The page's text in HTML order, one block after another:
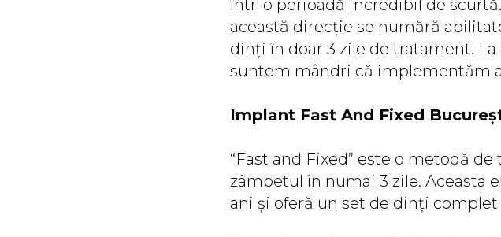
într-o perioadă incredibil de
această direcție se numără
dinți în doar 3 zile de tratament.
suntem mândri că implementăm
Implant Fast And Fixed
“Fast and Fixed” este o metodă
zâmbetul în numai 3 zile. Aceasta
ani și oferă un set de dinți